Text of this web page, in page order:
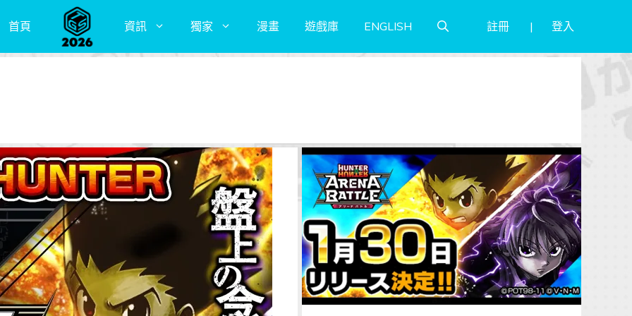
首頁 資訊 獨家 漫畫 遊戲庫 ENGLISH 註冊 登入